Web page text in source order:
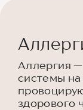
Аллергия
системы
здорового